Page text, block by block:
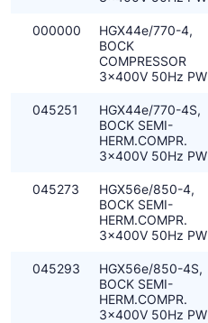
000000
HGX44e/770-4,
BOCK
COMPRESSOR
3x400V 50Hz PW
045251
HGX44e/770-4S,
BOCK SEMI-
HERM.COMPR.
3x400V 50Hz PW
045273
HGX56e/850-4,
BOCK SEMI-
HERM.COMPR.
3x400V 50Hz PW
045293
HGX56e/850-4S,
BOCK SEMI-
HERM.COMPR.
3x400V 50Hz PW